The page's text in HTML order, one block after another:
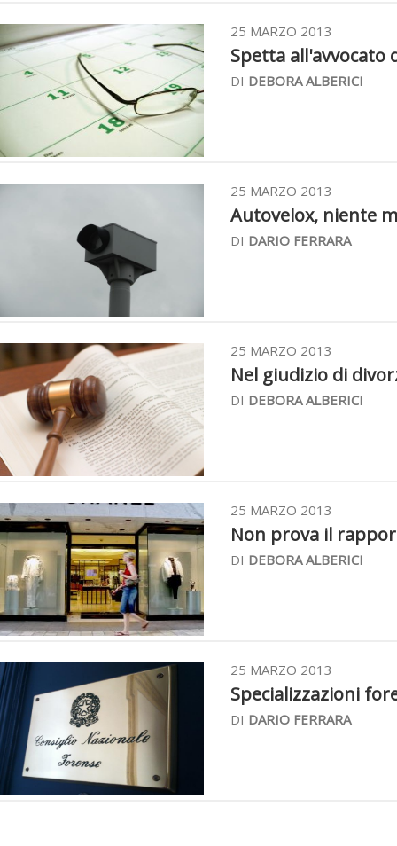
25 MARZO 2013
Spetta all'avvocato
DI DEBORA ALBERICI
25 MARZO 2013
Autovelox, niente
DI DARIO FERRARA
25 MARZO 2013
Nel giudizio di
DI DEBORA ALBERICI
25 MARZO 2013
Non prova il
DI DEBORA ALBERICI
25 MARZO 2013
Specializzazioni
DI DARIO FERRARA